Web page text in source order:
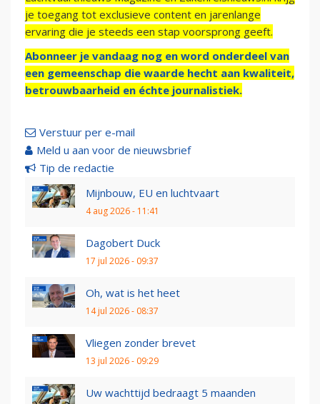
je toegang tot exclusieve content en jarenlange
ervaring die je steeds een stap voorsprong geeft.
Abonneer je vandaag nog en word onderdeel van
een gemeenschap die waarde hecht aan kwaliteit,
betrouwbaarheid en échte journalistiek.
Verstuur per e-mail
Meld u aan voor de nieuwsbrief
Tip de redactie
Mijnbouw, EU en luchtvaart
4 aug 2026 - 11:41
Dagobert Duck
17 jul 2026 - 09:37
Oh, wat is het heet
14 jul 2026 - 08:37
Vliegen zonder brevet
13 jul 2026 - 09:29
Uw wachttijd bedraagt 5 maanden